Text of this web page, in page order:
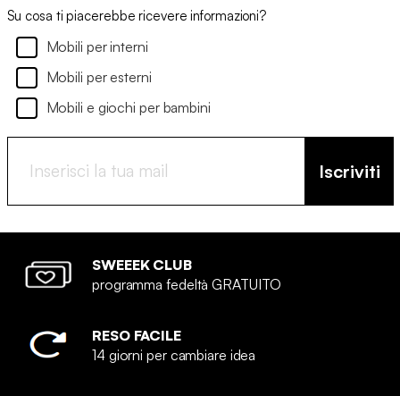
Su cosa ti piacerebbe ricevere informazioni?
Mobili per interni
Mobili per esterni
Mobili e giochi per bambini
Iscriviti
SWEEEK CLUB
programma fedeltà GRATUITO
RESO FACILE
14 giorni per cambiare idea